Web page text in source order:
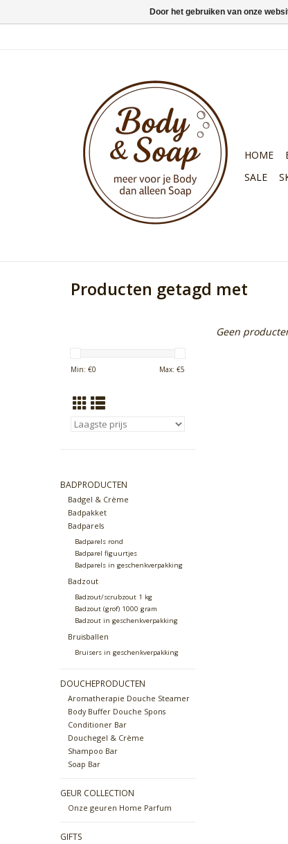
HOME
SALE
Producten getagd met
Min: €0 Max: €5
BADPRODUCTEN
Badgel & Crème
Badpakket
Badparels
Badparels rond
Badparel figuurtjes
Badparels in geschenkverpakking
Badzout
Badzout/scrubzout 1 kg
Badzout (grof) 1000 gram
Badzout in geschenkverpakking
Bruisballen
Bruisers in geschenkverpakking
DOUCHEPRODUCTEN
Aromatherapie Douche Steamer
Body Buffer Douche Spons
Conditioner Bar
Douchegel & Crème
Shampoo Bar
Soap Bar
GEUR COLLECTION
Onze geuren Home Parfum
GIFTS
Geen
Door het gebruiken van onze